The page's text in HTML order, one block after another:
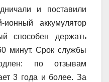
и поставили
ионный аккумулятор
способен держать
минут. Срок службы
по отзывам
3 года и более. За